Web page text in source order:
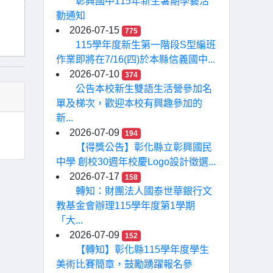
動通知
2026-07-15
775
115學年度新生第一階段S型編班
作業即將在7/16(四)於本縣信義國中...
2026-07-10
374
公告本校新生雙語生活營參加名
單及梯次，歡迎本校有興趣參加的
新...
2026-07-09
194
【得獎公告】彰化縣立彰興國民
中學 創校30週年校慶Logo設計徵選...
2026-07-17
158
轉知：財團法人國泰世華銀行文
教基金會辦理115學年度第1學期
「大...
2026-07-09
152
【轉知】彰化縣115學年度學生
美術比賽簡章，鼓勵踴躍報名參